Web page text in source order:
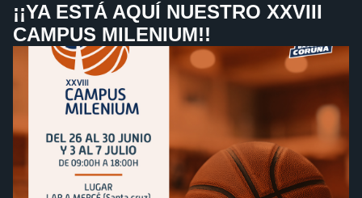
¡¡YA ESTÁ AQUÍ NUESTRO XXVIII
CAMPUS MILENIUM!!